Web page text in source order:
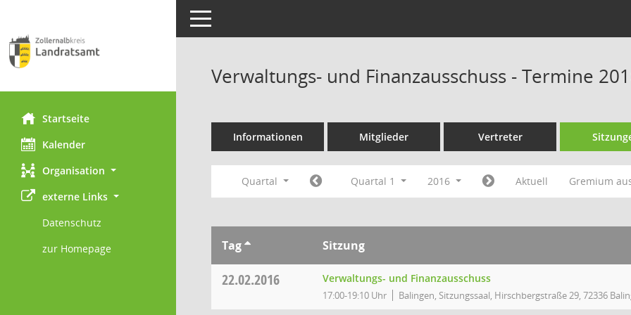
Startseite
Kalender
Organisation
externe Links
Datenschutz
zur Homepage
Toggle navigation
Verwaltungs- und Finanzausschuss - Termine
Informationen Mitglieder Vertreter
Quartal Quartal 1 2016 Aktuell Gremium
Tag Sitzung
22.02.2016 Verwaltungs- und Finanzausschuss
17:00-19:10 Uhr Balingen, Sitzungssaal, Hirschbergstraße 29, 72336